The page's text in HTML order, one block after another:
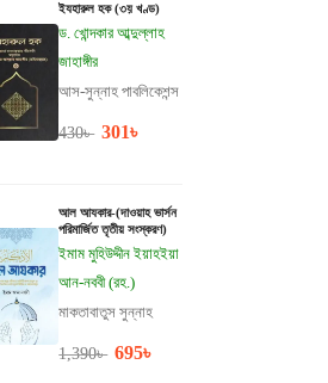
ইযহারুল হক (৩য় খণ্ড)
ড. খোন্দকার আব্দুল্লাহ
জাহাঙ্গীর
আস-সুন্নাহ পাবলিকেশন্স
430৳ 301৳
আল আযকার-(দাওয়াহ ভার্সন
পরিমার্জিত তৃতীয় সংস্করণ)
ইমাম মুহিউদ্দীন ইয়াহইয়া
আন-নববী (রহ.)
মাকতাবাতুস সুন্নাহ
1,390৳ 695৳